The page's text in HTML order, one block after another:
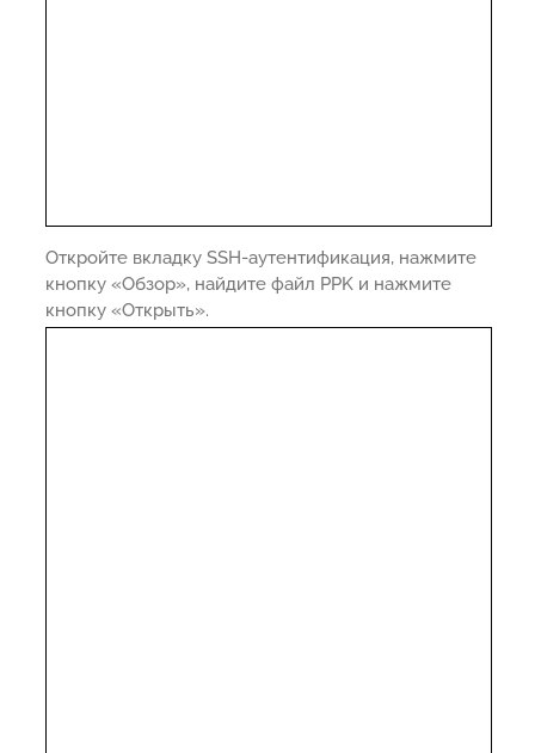
Откройте вкладку SSH-аутентификация, нажмите
кнопку «Обзор», найдите файл PPK и нажмите
кнопку «Открыть».